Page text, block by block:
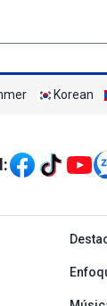
Korean
tiếng